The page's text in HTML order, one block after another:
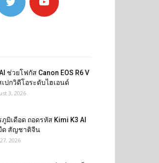
ช่วยโฟกัส Canon EOS R6 V
ปกวิดีโอระดับไฮเอนด์
3, 2026
มิเดือด ถอดรหัส Kimi K3 AI
ด สัญชาติจีน
2026